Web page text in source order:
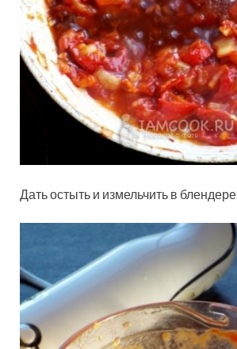
Дать остыть и измельчить в блендере.